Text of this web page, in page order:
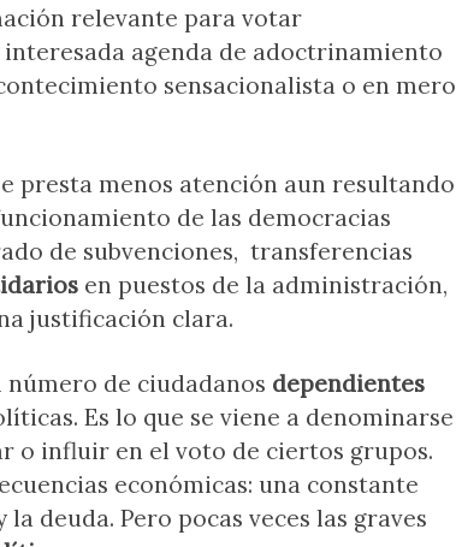
relevante para votar
agenda de adoctrinamiento
sensacionalista o en mero
presta menos atención aun resultando
de las democracias
de subvenciones, transferencias
en puestos de la administración,
justificación clara.
de ciudadanos dependientes
Es lo que se viene a denominarse
o influir en el voto de ciertos grupos.
económicas: una constante
deuda. Pero pocas veces las graves